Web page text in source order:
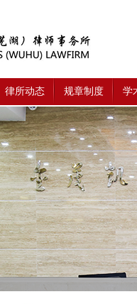
律所动态 规章制度 学